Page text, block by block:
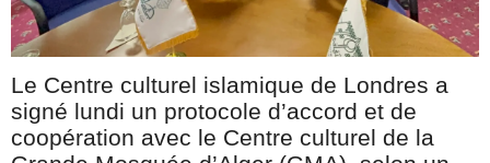
Le Centre culturel islamique de Londres a
signé lundi un protocole d’accord et de
coopération avec le Centre culturel de la